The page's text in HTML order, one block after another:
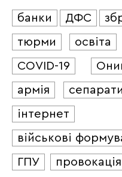
банки ДФС
тюрми
освіта
COVID-19
армія
інтернет
військові
ГПУ
провокація